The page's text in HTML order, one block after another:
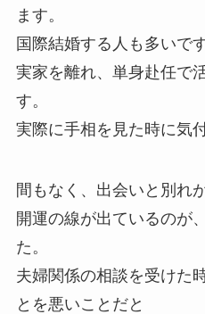
ます。
国際結婚する人も多いです
実家を離れ、単身赴任で
す。
実際に手相を見た時に気
間もなく、出会いと別れ
開運の線が出ているのが
た。
夫婦関係の相談を受けた
とを悪いことだと